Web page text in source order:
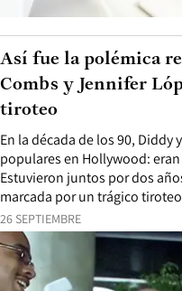
26 SEPTIEMBRE
En la década de los 90, Diddy
populares en Hollywood:
Estuvieron juntos por dos
marcada por un trágico tiroteo
Así fue la polémica
Combs y Jennifer
tiroteo